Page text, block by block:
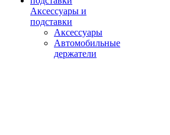
Аксессуары и
подставки
Аксессуары
Автомобильные
держатели